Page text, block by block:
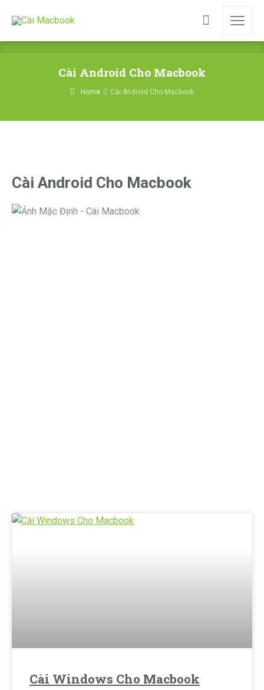
Cài Android Cho Macbook
Home Cài Android Cho Macbook
Cài Android Cho Macbook
Cài Windows Cho Macbook